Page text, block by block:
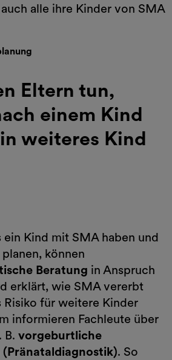
alle ihre Kinder von SMA
Eltern tun,
einem Kind
weiteres Kind
Kind mit SMA haben und
können
Beratung in Anspruch
erklärt, wie SMA vererbt
für weitere Kinder
informieren Fachleute über
B. vorgeburtliche
. So